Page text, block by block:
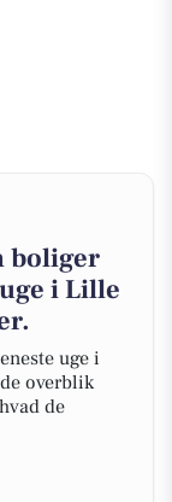
boliger
i Lille
uge i
overblik
de